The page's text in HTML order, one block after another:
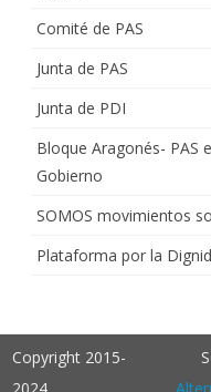
Comité de PAS
Junta de PAS
Junta de PDI
Bloque Aragonés- PAS
Gobierno
SOMOS movimientos
Plataforma por la
Copyright 2015-
2024